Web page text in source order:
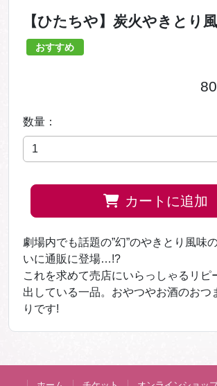
【ひたちや】炭火やきとり
おすすめ
数量：
カートに追加
劇場内でも話題の”幻”のやきとり風味
いに通販に登場…!?
これを求めて売店にいらっしゃるリピ
出している一品。おやつやお酒のおつ
りです!